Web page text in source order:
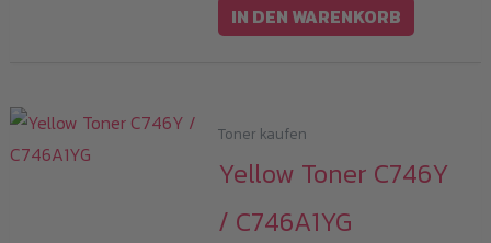
IN DEN WARENKORB
Toner kaufen
Yellow Toner C746Y
/ C746A1YG